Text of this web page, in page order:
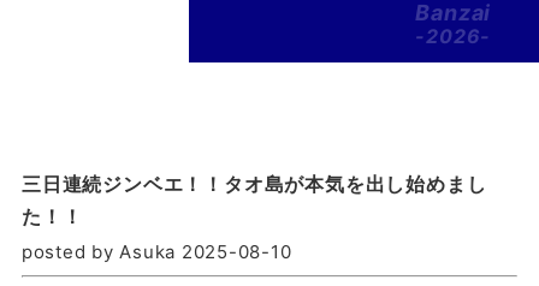
Banzai
-2026-
三日連続ジンベエ！！タオ島が本気を出し始めまし
た！！
posted by Asuka 2025-08-10